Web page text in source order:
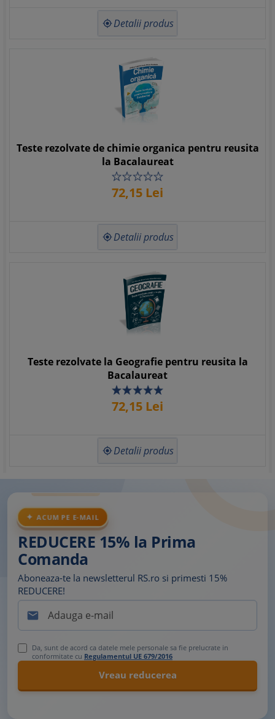
 Detalii produs
Teste rezolvate de chimie organica pentru reusita
la Bacalaureat
72,15 Lei
 Detalii produs
Teste rezolvate la Geografie pentru reusita la
Bacalaureat
72,15 Lei
 Detalii produs
ACUM PE E-MAIL
REDUCERE 15% la Prima
Comanda
Aboneaza-te la newsletterul RS.ro si primesti 15%
REDUCERE!

Da, sunt de acord ca datele mele personale sa fie prelucrate in
conformitate cu Regulamentul UE 679/2016